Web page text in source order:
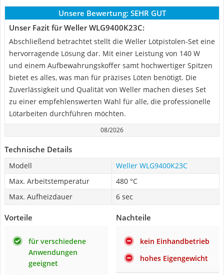
Unsere Bewertung: SEHR GUT
Unser Fazit für Weller WLG9400K23C:
Abschließend betrachtet stellt die Weller Lötpistolen-Set eine
hervorragende Lösung dar. Mit einer Leistung von 140 W
und einem Aufbewahrungskoffer samt hochwertiger Spitzen
bietet es alles, was man für präzises Löten benötigt. Die
Zuverlässigkeit und Qualität von Weller machen dieses Set
zu einer empfehlenswerten Wahl für alle, die professionelle
Lötarbeiten durchführen möchten.
08/2026
Technische Details
Modell
Weller WLG9400K23C
Max. Arbeitstemperatur
480 °C
Max. Aufheizdauer
6 sec
Vorteile
für verschiedene
Anwendungen
geeignet
Nachteile
kein Einhandbetrieb
hohes Eigengewicht